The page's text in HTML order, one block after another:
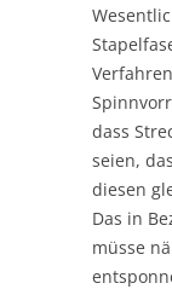
dass
seien,
diesen
Das in
müsse